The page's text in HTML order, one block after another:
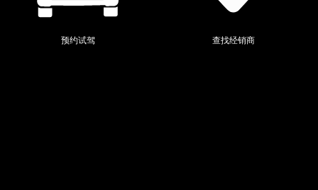
预约试驾 查找经销商